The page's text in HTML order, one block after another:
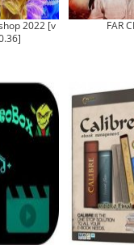
2022 [v
FAR